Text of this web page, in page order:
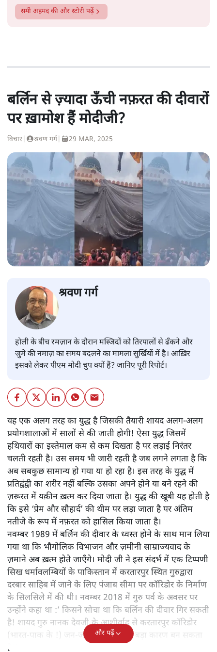
समी अहमदकी और स्टोरी पढ़ें
बर्लिन से ज़्यादा ऊँची नफ़रत की दीवारों
पर ख़ामोश हैं मोदीजी?
विचार श्रवण गर्ग 29 MAR, 2025
श्रवण गर्ग
होली के बीच रमज़ान के दौरान मस्जिदों को तिरपालों से ढँकने और
जुमे की नमाज़ का समय बदलने का मामला सुर्खियों में है। आख़िर
इसको लेकर पीएम मोदी चुप क्यों हैं? जानिए पूरी रिपोर्ट।
यह एक अलग तरह का युद्ध है जिसकी तैयारी शायद अलग-अलग
प्रयोगशालाओं में सालों से की जाती होगी! ऐसा युद्ध जिसमें
हथियारों का इस्तेमाल कम से कम दिखता है पर लड़ाई निरंतर
चलती रहती है। उस समय भी जारी रहती है जब लगने लगता है कि
अब सबकुछ सामान्य हो गया या हो रहा है। इस तरह के युद्ध में
प्रतिद्वंद्वी का शरीर नहीं बल्कि उसका अपने होने या बने रहने की
ज़रूरत में यक़ीन ख़त्म कर दिया जाता है। युद्ध की खूबी यह होती है
कि इसे ‘प्रेम और सौहार्द’ की थीम पर लड़ा जाता है पर अंतिम
नतीजे के रूप में नफ़रत को हासिल किया जाता है।
नवम्बर 1989 में बर्लिन की दीवार के ध्वस्त होने के साथ मान लिया
गया था कि भौगोलिक विभाजन और ज़मीनी साम्राज्यवाद के
ज़माने अब ख़त्म होते जाएँगे। मोदी जी ने इस संदर्भ में एक टिप्पणी
सिख धर्मावलम्बियों के पाकिस्तान में करतारपुर स्थित गुरुद्वारा
दरबार साहिब में जाने के लिए पंजाब सीमा पर कॉरिडोर के निर्माण
के सिलसिले में की थी। नवम्बर 2018 में गुरु पर्व के अवसर पर
उन्होंने कहा था :’ किसने सोचा था कि बर्लिन की दीवार गिर सकती
है! शायद गुरु नानक देवजी के आशीर्वाद से करतारपुर कॉरिडोर
(भारत-पाक के !) जन-जन को जोड़ने का बड़ा कारण बन सकता
है!‘
और पढ़ें